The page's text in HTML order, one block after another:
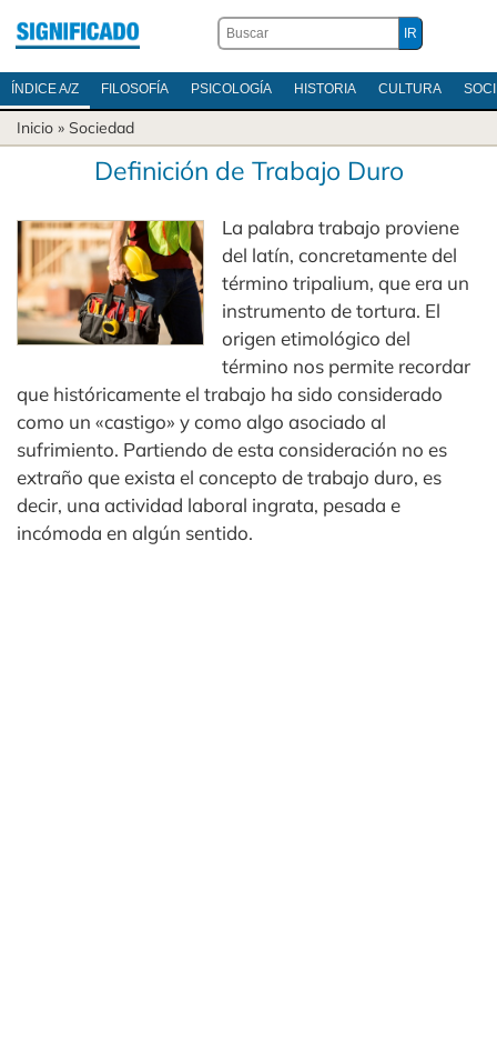
ÍNDICE A/Z FILOSOFÍA PSICOLOGÍA HISTORIA CULTURA
Inicio » Sociedad
Definición de Trabajo Duro
La palabra trabajo proviene
del latín, concretamente del
término tripalium, que era un
instrumento de tortura. El
origen etimológico del
término nos permite recordar
que históricamente el trabajo ha sido considerado
como un «castigo» y como algo asociado al
sufrimiento. Partiendo de esta consideración no es
extraño que exista el concepto de trabajo duro, es
decir, una actividad laboral ingrata, pesada e
incómoda en algún sentido.